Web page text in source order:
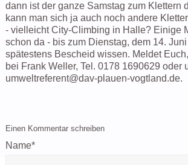
dann ist der ganze Samstag zum Klettern
kann man sich ja auch noch andere
- vielleicht City-Climbing in Halle? Einige
schon da - bis zum Dienstag, dem 14.
spätestens Bescheid wissen. Meldet
bei Frank Weller, Tel. 0178 1690629 oder
umweltreferent@dav-plauen-vogtland.de.
Einen Kommentar schreiben
Name*